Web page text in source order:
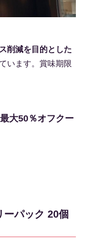
削減を目的とした
います。賞味期限
最大50％オフクー
パック 20個